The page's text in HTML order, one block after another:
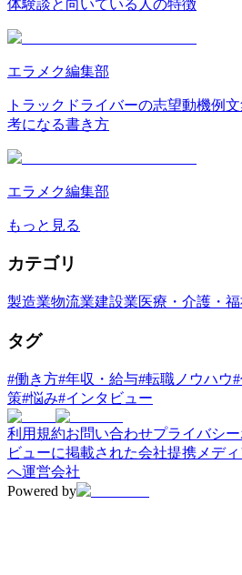
体験談と向いている人の特徴
エラメク編集部
トラックドライバーの志望動機例
考になる書き方
エラメク編集部
もっと見る
カテゴリ
製造業物流業建設業医療・介護・
タグ
#働き方#年収・給与#転職ノウハウ#
策#悩み#インタビュー
利用規約お問い合わせプライバシ
ビューに掲載された会社提携メディ
へ運営会社
Powered by